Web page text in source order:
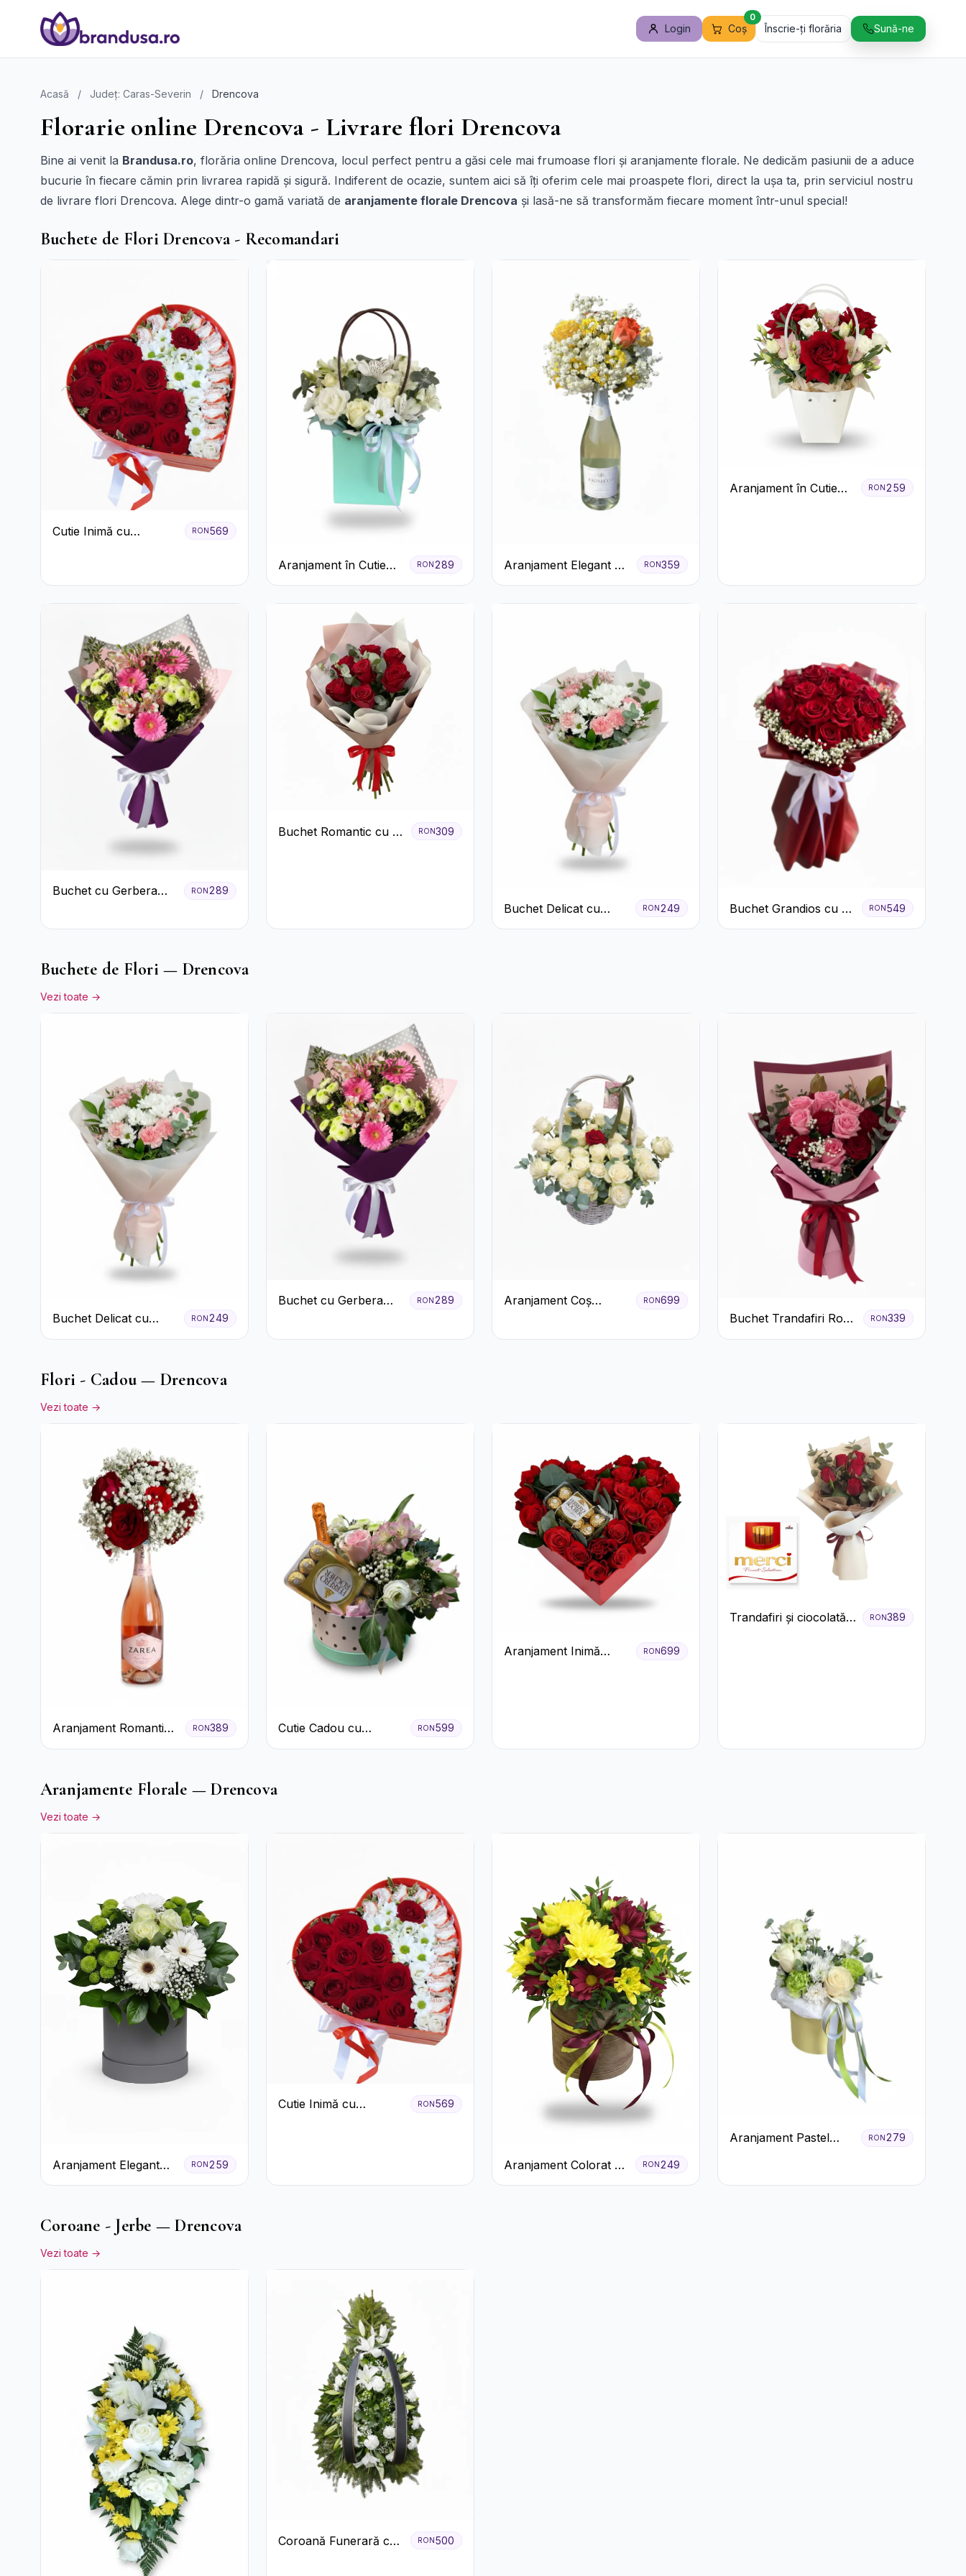
Login Coș
0
Înscrie-ți florăria Sună-ne
Acasă / Județ: Caras-Severin / Drencova
Florarie online Drencova - Livrare flori Drencova
Bine ai venit la Brandusa.ro, florăria online Drencova, locul perfect pentru a găsi cele mai frumoase flori și aranjamente florale. Ne dedicăm pasiunii de a aduce
bucurie în fiecare cămin prin livrarea rapidă și sigură. Indiferent de ocazie, suntem aici să îți oferim cele mai proaspete flori, direct la ușa ta, prin serviciul nostru
de livrare flori Drencova. Alege dintr-o gamă variată de aranjamente florale Drencova și lasă-ne să transformăm fiecare moment într-unul special!
Buchete de Flori Drencova - Recomandari
Cutie Inimă cu
Bomboane Raffaello
RON569
Aranjament în Cutie
Verde Mentă cu
RON289
Aranjament Elegant cu
Prosecco și Flori
RON359
Aranjament în Cutie
RON259
Buchet cu Gerbera
Verzi
RON289
Buchet Romantic cu 9
RON309
Buchet Delicat cu
Garoafe Roz și
RON 249
Buchet Grandios cu 25
de Trandafiri Roșii
RON 549
Buchete de Flori — Drencova
Vezi toate →
Buchet Delicat cu
Garoafe Roz și
RON249
Buchet cu Gerbera
RON289
Aranjament Coș
RON699
Buchet Trandafiri Roz
și Roșii cu Eucalipt și
RON339
Flori - Cadou — Drencova
Vezi toate →
Aranjament Romantic
cu Trandafiri Roșii și
RON389
Cutie Cadou cu
Prosecco Mionetto
RON599
Aranjament Inimă
RON699
Trandafiri și ciocolată
RON389
Aranjamente Florale — Drencova
Vezi toate →
Aranjament Elegant
Alb-Verde în Cutie Gri
RON259
Cutie Inimă cu
RON569
Aranjament Colorat cu
Crizanteme în Cutie
RON249
Aranjament Pastel
RON279
Coroane - Jerbe — Drencova
Vezi toate →
Coroană Funerară cu
RON500